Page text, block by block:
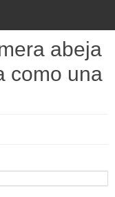
abeja
como una